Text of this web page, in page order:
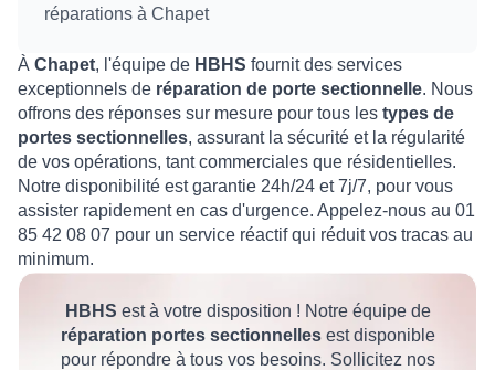
réparations à Chapet
À Chapet, l'équipe de HBHS fournit des services
exceptionnels de réparation de porte sectionnelle. Nous
offrons des réponses sur mesure pour tous les types de
portes sectionnelles, assurant la sécurité et la régularité
de vos opérations, tant commerciales que résidentielles.
Notre disponibilité est garantie 24h/24 et 7j/7, pour vous
assister rapidement en cas d'urgence. Appelez-nous au 01
85 42 08 07 pour un service réactif qui réduit vos tracas au
minimum.
HBHS est à votre disposition ! Notre équipe de
réparation portes sectionnelles est disponible
pour répondre à tous vos besoins. Sollicitez nos